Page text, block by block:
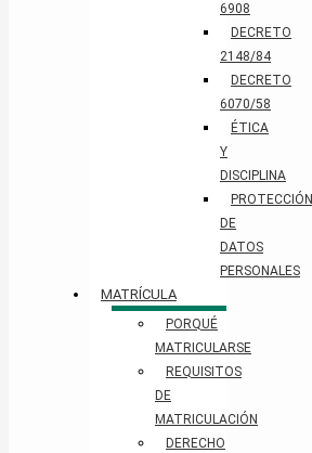
6908
DECRETO
2148/84
DECRETO
6070/58
ÉTICA
Y
DISCIPLINA
PROTECCIÓN
DE
DATOS
PERSONALES​
MATRÍCULA
PORQUÉ
MATRICULARSE
REQUISITOS
DE
MATRICULACIÓN
DERECHO